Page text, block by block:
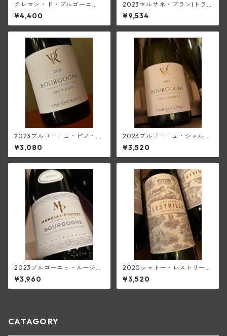
クレマン・ド・ブルゴーニ
ュ・ブリュット・ブラン(シャ
トー・ド・ラ・ヴェル/ベルト
ラン・ダルヴィオ)
¥4,400
2023マルサネ・ブラン(トラ
ペ)
¥9,534
2023ブルゴーニュ・ピノ・ノ
ワール(ロワイエ)
¥3,080
2023ブルゴーニュ・シャルド
ネ(ロワイエ)
¥3,520
2023ブルゴーニュ・ルージュ
(マンシア・ポンセ)
¥3,960
2020シャトー・レストリー
ユ・キャップ・マルタン・ル
ージュ(ボルドー・スーペリュ
ール)
¥3,520
CATAGORY